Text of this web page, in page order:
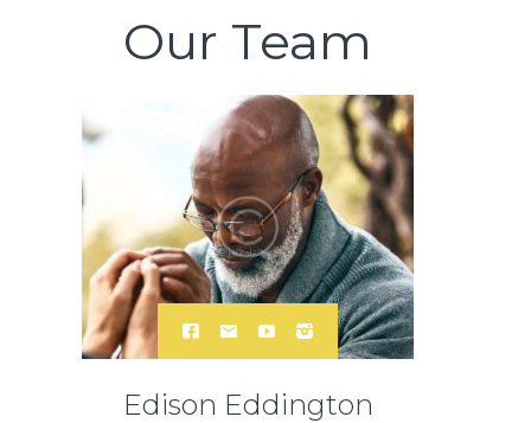
Our Team
Edison Eddington